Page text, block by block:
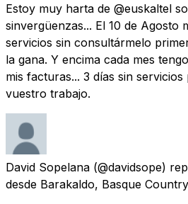
Estoy muy harta de @euskaltel
sinvergüenzas... El 10 de Agosto
servicios sin consultármelo
la gana. Y encima cada mes
mis facturas... 3 días sin
vuestro trabajo.
David Sopelana (@davidsope)
desde Barakaldo, Basque Country